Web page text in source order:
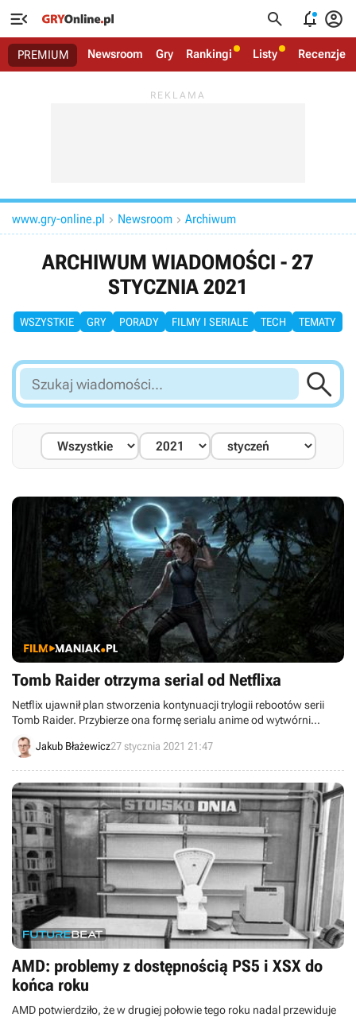
   
PREMIUM Newsroom Gry Rankingi Listy Recenzje
www.gry-online.pl  Newsroom  Archiwum
ARCHIWUM WIADOMOŚCI - 27
STYCZNIA 2021
WSZYSTKIE GRY PORADY FILMY I SERIALE TECH TEMATY
Szukaj
wiadomości...

Tomb Raider otrzyma serial od Netflixa
Netflix ujawnił plan stworzenia kontynuacji trylogii rebootów serii
Tomb Raider. Przybierze ona formę serialu anime od wytwórni
Legendary.
Jakub Błażewicz27 stycznia 2021 21:47
AMD: problemy z dostępnością PS5 i XSX do
końca roku
AMD potwierdziło, że w drugiej połowie tego roku nadal przewiduje